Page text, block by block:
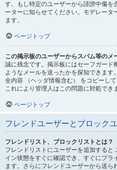
す。もし特定のユーザーから誹謗中傷を
ーターに知らせてください。モデレータ
ます。
ページトップ
この掲示板のユーザーからスパム等のメ
誠に残念です。掲示板にはセーフガード
ようなメールを送ったかを探知できま
全内容 （ヘッダ情報含む） をコピーし
これにより管理人はこの問題に対処でき
ページトップ
フレンドユーザーとブロック
フレンドリスト、ブロックリストとは？
フレンドリストにユーザーを追加すると
イン状態をすぐに確認でき、すぐにプラ
ます。さらにフレンドユーザーから送